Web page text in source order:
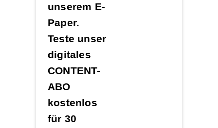
unserem E-
Paper.
Teste unser
digitales
CONTENT-
ABO
kostenlos
für 30